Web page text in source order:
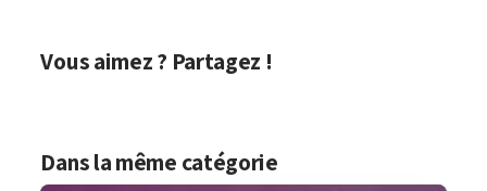
Vous aimez ? Partagez !
Dans la même catégorie